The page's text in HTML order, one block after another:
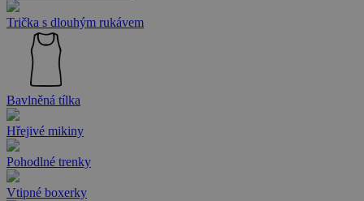
Trička s dlouhým rukávem
Bavlněná tílka
Hřejivé mikiny
Pohodlné trenky
Vtipné boxerky